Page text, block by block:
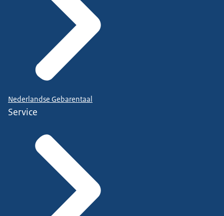
Nederlandse Gebarentaal
Service